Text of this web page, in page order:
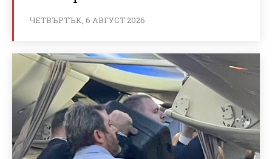
ЧЕТВЪРТЪК, 6 АВГУСТ 2026